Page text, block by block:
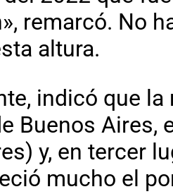
remarcó. No
altura.
indicó que
Buenos Aires,
y, en tercer
mucho el